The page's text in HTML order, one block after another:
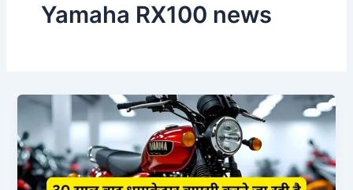
Yamaha RX100 news